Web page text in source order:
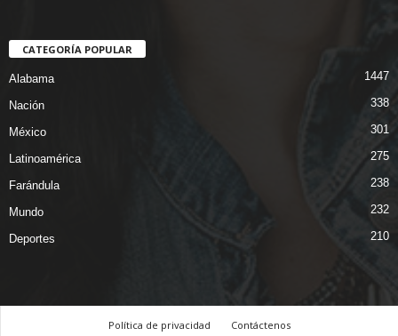
CATEGORÍA POPULAR
Alabama 1447
Nación 338
México 301
Latinoamérica 275
Farándula 238
Mundo 232
Deportes 210
Política de privacidad Contáctenos